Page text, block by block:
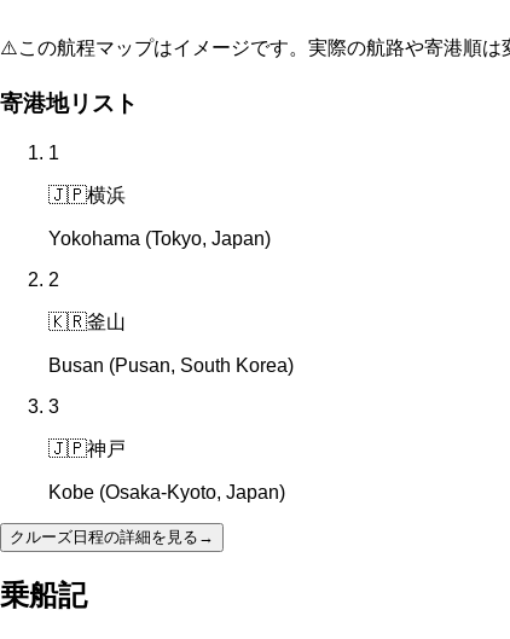
⚠️この航程マップはイメージです。実際の航路や寄港順は
寄港地リスト
1
🇯🇵横浜
Yokohama (Tokyo, Japan)
2
🇰🇷釜山
Busan (Pusan, South Korea)
3
🇯🇵神戸
Kobe (Osaka-Kyoto, Japan)
クルーズ日程の詳細を見る →
乗船記